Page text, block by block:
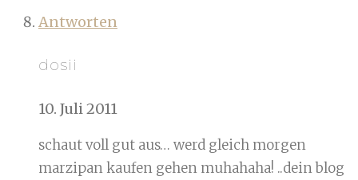
Antworten
dosii
10. Juli 2011
schaut voll gut aus… werd gleich morgen
marzipan kaufen gehen muhahaha! ..dein blog